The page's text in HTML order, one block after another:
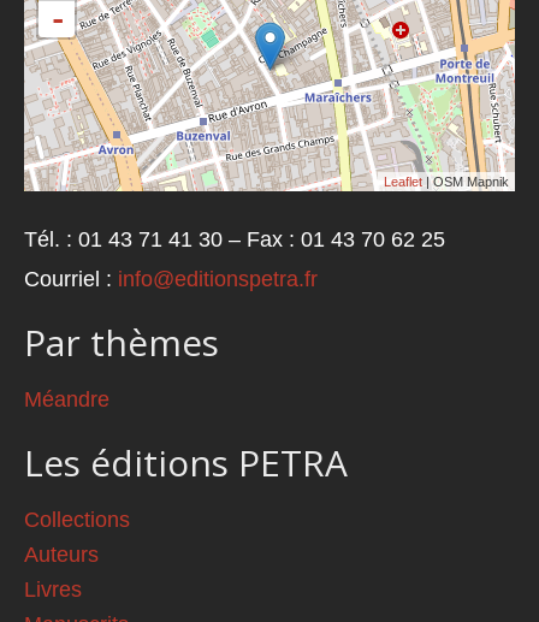
-
Leaflet | OSM Mapnik
Tél. : 01 43 71 41 30 – Fax : 01 43 70 62 25
Courriel : info@editionspetra.fr
Par thèmes
Méandre
Les éditions PETRA
Collections
Auteurs
Livres